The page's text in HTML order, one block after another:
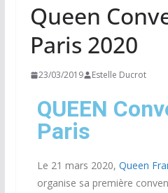
Queen
Paris 2020
23/03/2019 Estelle Ducrot
QUEEN
Paris
Le 21 mars 2020, Queen
organise sa première